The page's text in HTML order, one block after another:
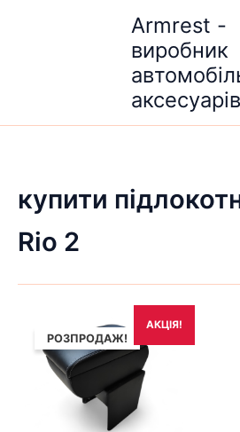
Armrest -
виробник
аксесуарів
купити
Rio 2
АКЦІЯ!
РОЗПРОДАЖ!
ціна:
1,690₴.
ціна:
1,490₴.